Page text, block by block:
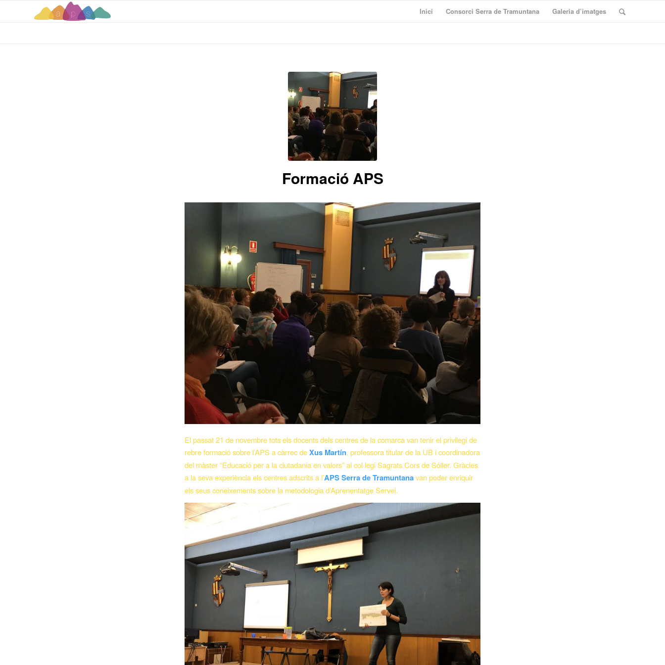
Inici Consorci Serra de Tramuntana Galeria d’imatges
Formació APS
El passat 21 de novembre tots els docents dels centres de la comarca van tenir el privilegi de
rebre formació sobre l’APS a càrrec deXus Martín, professora titular de la UB i coordinadora
del màster “Educació per a la ciutadania en valors” al col·legi Sagrats Cors de Sóller. Gràcies
a la seva experiència els centres adscrits a l’APS Serra de Tramuntanavan poder enriquir
els seus coneixements sobre la metodologia d’Aprenentatge Servei.